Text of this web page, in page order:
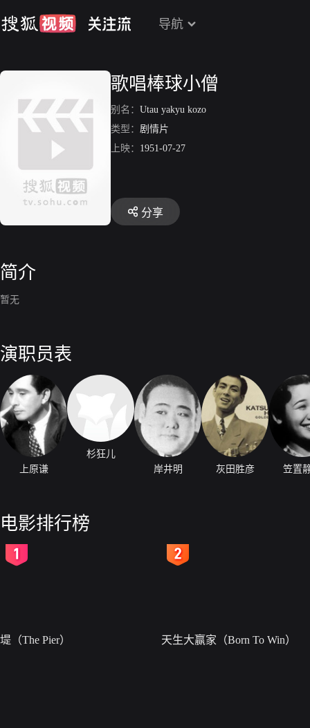
导航
歌唱棒球小僧
别名： Utau yakyu kozo
类型： 剧情片
上映： 1951-07-27
分享
简介
暂无
演职员表
上原谦
杉狂儿
岸井明
灰田胜彦 笠置
电影排行榜
堤（The Pier） 天生大赢家（Born To Win）